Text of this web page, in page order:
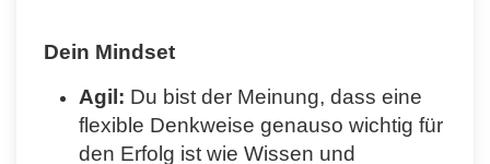
Dein Mindset
Agil: Du bist der Meinung, dass eine
flexible Denkweise genauso wichtig für
den Erfolg ist wie Wissen und